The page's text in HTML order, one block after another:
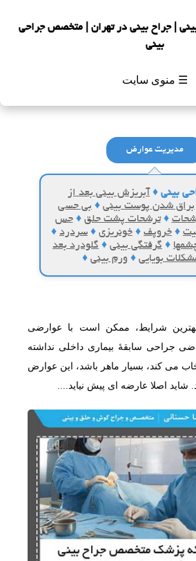
| جراح بینی در تهران | متخصص جراحی
بینی
☰ منوی سایت
مدیریت عوارض
بینی ♦ آبریزش بینی بعد از
براق شدن پوست بینی ♦ بی حسی
♦ ترشحات پشت حلق ♦ حس
♦ خروپف ♦ خونریزی ♦ سردرد ♦
♦ گرفتگی بینی ♦ گلودرد بعد
بویایی ♦ ورم بینی ♦
شرایط، ممکن است با عوارضی
جراحی سابقۀ بیماری داخلی نداشته
می کند، بسیار ماهر باشد، این عوارض
شاید اصلا عارضه ای پیش نیاید....